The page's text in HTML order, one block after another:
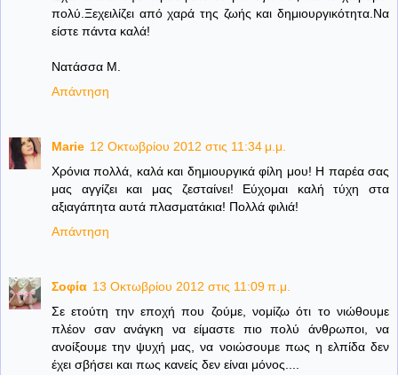
πολύ.Ξεχειλίζει από χαρά της ζωής και δημιουργικότητα.Να
είστε πάντα καλά!
Νατάσσα Μ.
Απάντηση
Marie 12 Οκτωβρίου 2012 στις 11:34 μ.μ.
Χρόνια πολλά, καλά και δημιουργικά φίλη μου! Η παρέα σας
μας αγγίζει και μας ζεσταίνει! Εύχομαι καλή τύχη στα
αξιαγάπητα αυτά πλασματάκια! Πολλά φιλιά!
Απάντηση
Σοφία 13 Οκτωβρίου 2012 στις 11:09 π.μ.
Σε ετούτη την εποχή που ζούμε, νομίζω ότι το νιώθουμε
πλέον σαν ανάγκη να είμαστε πιο πολύ άνθρωποι, να
ανοίξουμε την ψυχή μας, να νοιώσουμε πως η ελπίδα δεν
έχει σβήσει και πως κανείς δεν είναι μόνος....